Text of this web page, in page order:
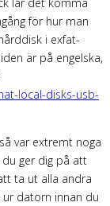
för hur man
i exfat-
är på engelska,
local-disks-usb-
var extremt noga
ger dig på att
ta ut alla andra
ur datorn innan du